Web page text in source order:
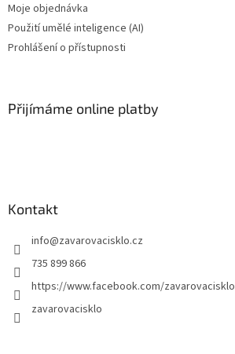
Moje objednávka
Použití umělé inteligence (AI)
Prohlášení o přístupnosti
Přijímáme online platby
Kontakt
info@zavarovacisklo.cz
735 899 866
https://www.facebook.com/zavarovacisklo
zavarovacisklo